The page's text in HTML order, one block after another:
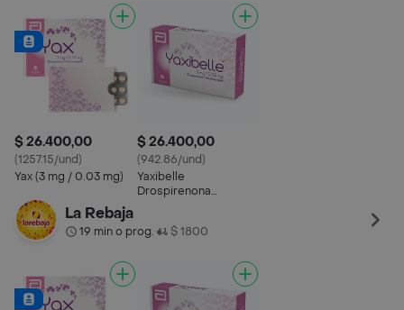
$ 26.400,00
(1257.15/und)
Yax (3 mg / 0.03 mg)
$ 26.400,00
(942.86/und)
Yaxibelle
Drospirenona
La Rebaja
19 min o prog.• $ 1800